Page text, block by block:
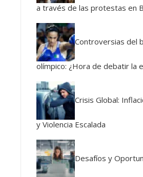
a través de las protestas en
Controversias del
olímpico: ¿Hora de debatir la
Crisis Global:
y Violencia Escalada
Desafíos y